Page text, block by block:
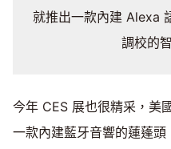
就推出一款內建 Alexa
調校的
今年 CES 展也很精采，美
一款內建藍牙音響的蓮蓬